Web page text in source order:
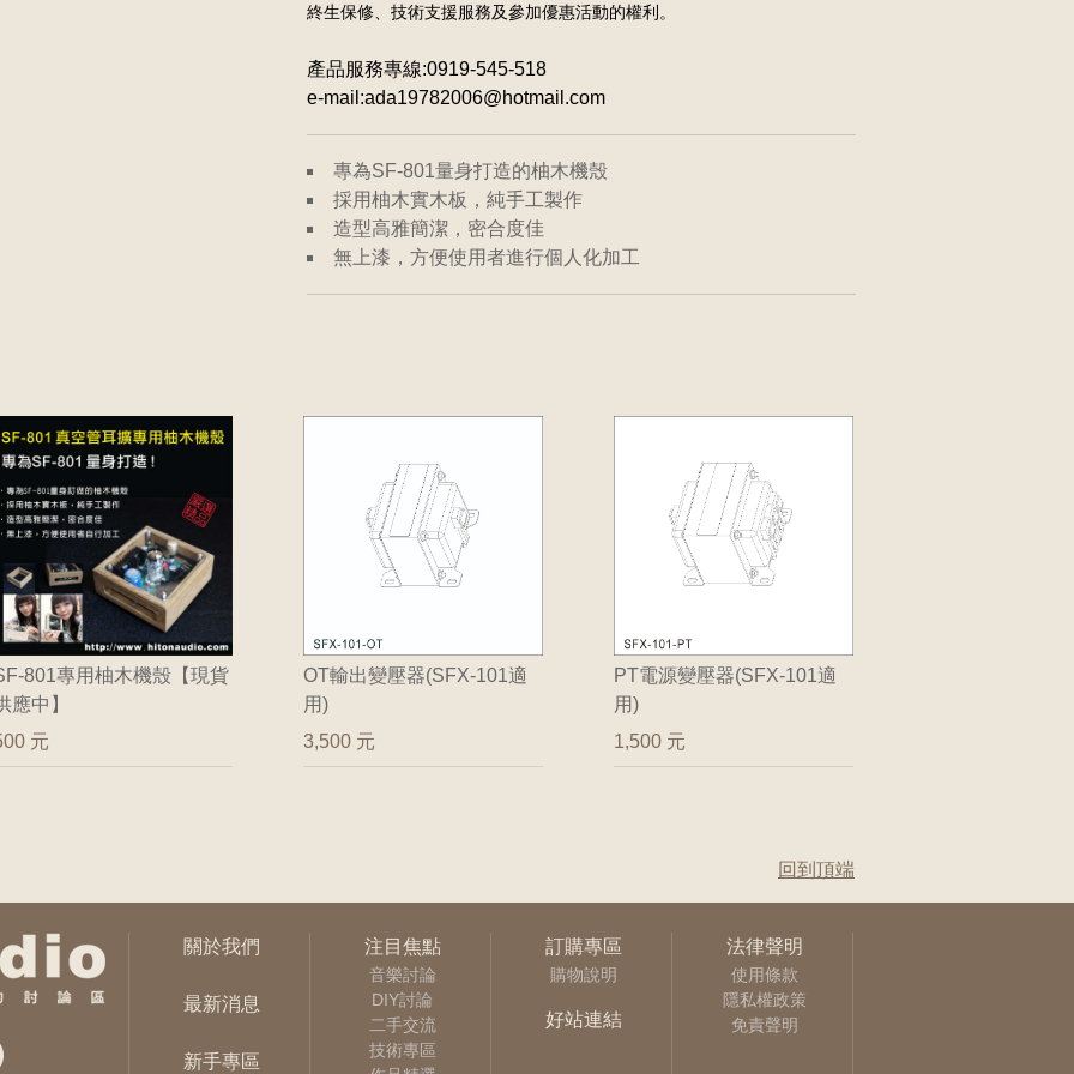
終生保修、技術支援服務及參加優惠活動的權利。
產品服務專線:0919-545-518
e-mail:ada19782006@hotmail.com
專為SF-801量身打造的柚木機殼
採用柚木實木板，純手工製作
造型高雅簡潔，密合度佳
無上漆，方便使用者進行個人化加工
801專用柚木機殼【現貨
應中】
元
OT輸出變壓器(SFX-101適
用)
3,500 元
PT電源變壓器(SFX-101適
用)
1,500 元
回到頂端
關於我們
最新消息
新手專區
注目焦點
音樂討論
DIY討論
二手交流
技術專區
訂購專區
購物說明
好站連結
法律聲明
使用條款
隱私權政策
免責聲明